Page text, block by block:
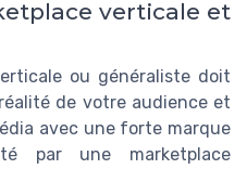
verticale et
ou généraliste doit
de votre audience et
avec une forte marque
par une marketplace